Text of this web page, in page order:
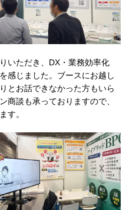
いただき、DX・業務効率化
感じました。ブースにお越し
とお話できなかった方もいら
商談も承っておりますので、
す。